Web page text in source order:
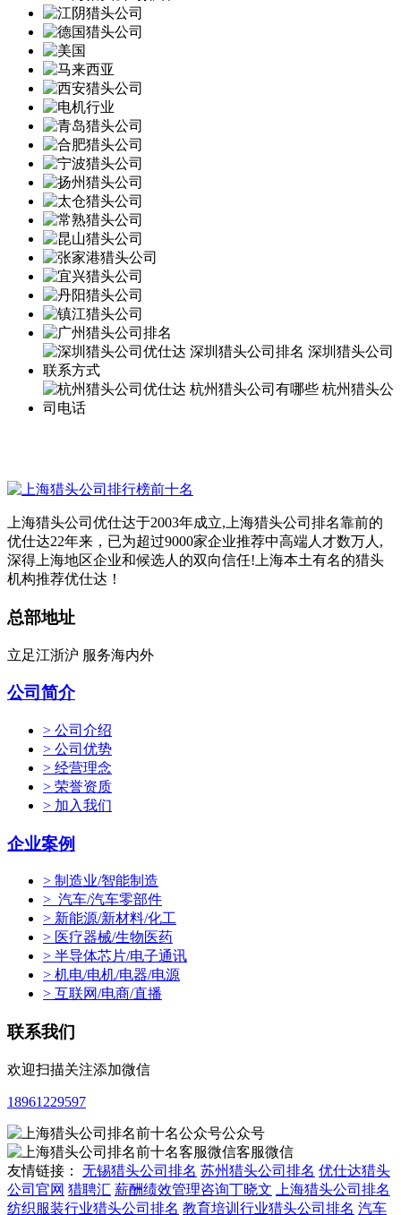
上海猎头公司优仕达于2003年成立,上海猎头公司排名靠前的
优仕达22年来，已为超过9000家企业推荐中高端人才数万人,
深得上海地区企业和候选人的双向信任!上海本土有名的猎头
机构推荐优仕达！
总部地址
立足江浙沪 服务海内外
公司简介
> 公司介绍
> 公司优势
> 经营理念
> 荣誉资质
> 加入我们
企业案例
> 制造业/智能制造
> 汽车/汽车零部件
> 新能源/新材料/化工
> 医疗器械/生物医药
> 半导体芯片/电子通讯
> 机电/电机/电器/电源
> 互联网/电商/直播
联系我们
欢迎扫描关注添加微信
18961229597
公众号
客服微信
友情链接： 无锡猎头公司排名 苏州猎头公司排名 优仕达猎头
公司官网 猎聘汇 薪酬绩效管理咨询丁晓文
上海猎头公司排名
纺织服装行业猎头公司排名 教育培训行业猎头公司排名 汽车